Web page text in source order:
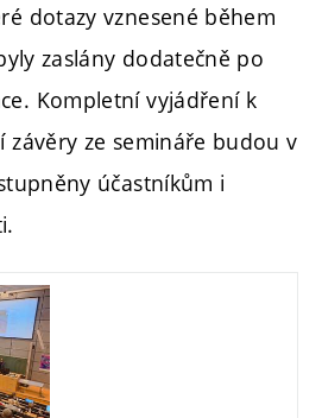
dotazy vznesené během
zaslány dodatečně po
Kompletní vyjádření k
závěry ze semináře budou v
účastníkům i